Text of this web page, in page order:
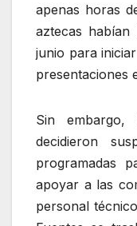
apenas horas
aztecas habían
junio para
presentaciones
Sin embargo,
decidieron
programadas
apoyar a las
personal